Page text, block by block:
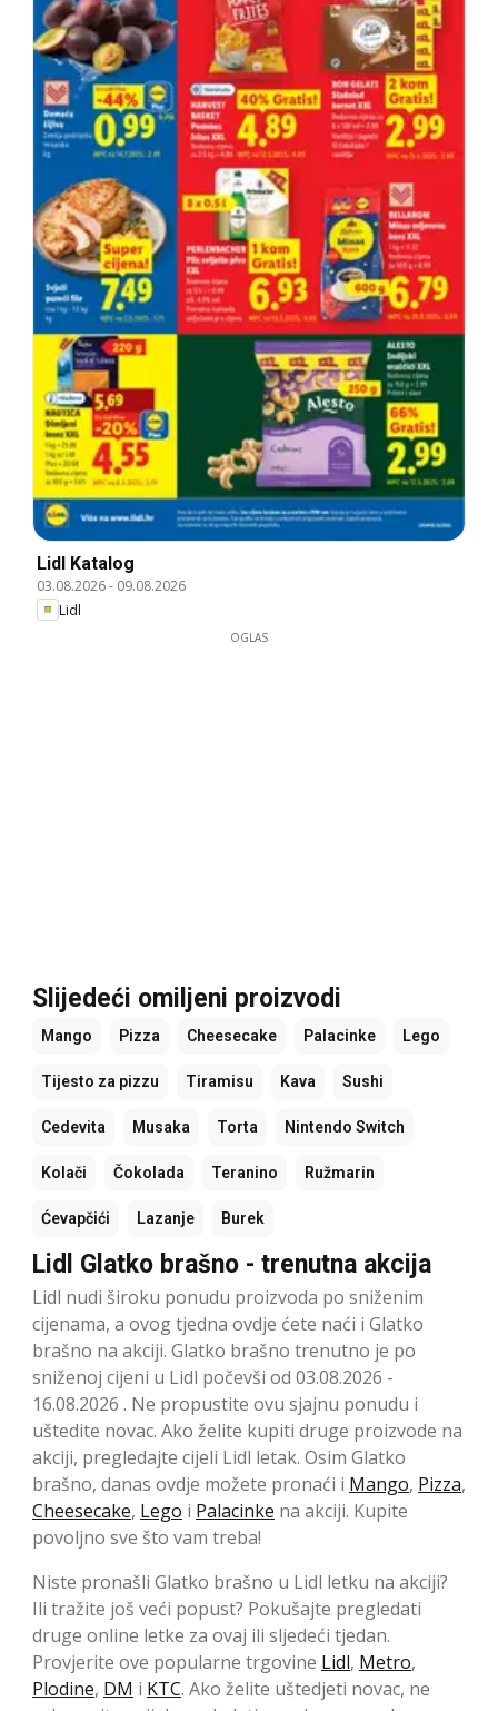
Lidl Katalog
03.08.2026- 09.08.2026
Lidl
OGLAS
Slijedeći omiljeni proizvodi
Mango Pizza Cheesecake Palacinke Lego
Tijesto za pizzu Tiramisu Kava Sushi
Cedevita Musaka Torta Nintendo Switch
Kolači Čokolada Teranino Ružmarin
Ćevapčići Lazanje Burek
Lidl Glatko brašno - trenutna akcija
Lidl nudi široku ponudu proizvoda po sniženim
cijenama, a ovog tjedna ovdje ćete naći i Glatko
brašno na akciji. Glatko brašno trenutno je po
sniženoj cijeni u Lidl počevši od 03.08.2026 -
16.08.2026 . Ne propustite ovu sjajnu ponudu i
uštedite novac. Ako želite kupiti druge proizvode na
akciji, pregledajte cijeli Lidl letak. Osim Glatko
brašno, danas ovdje možete pronaći i Mango, Pizza,
Cheesecake, Lego i Palacinke na akciji. Kupite
povoljno sve što vam treba!
Niste pronašli Glatko brašno u Lidl letku na akciji?
Ili tražite još veći popust? Pokušajte pregledati
druge online letke za ovaj ili sljedeći tjedan.
Provjerite ove popularne trgovine Lidl, Metro,
Plodine, DM i KTC. Ako želite uštedjeti novac, ne